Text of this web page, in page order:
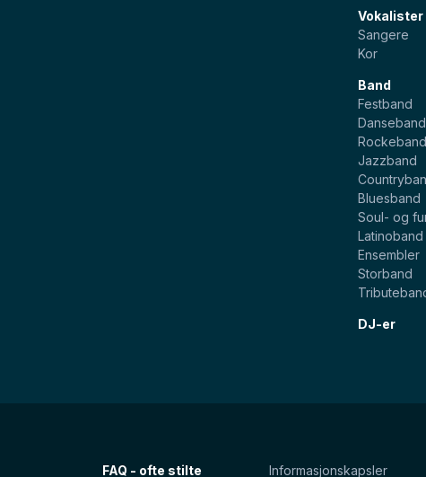
Vokalister
Sangere
Kor
Band
Festband
Danseband
Rockeband
Jazzband
Bluesband
Soul- og
Latinoband
Ensembler
Storband
DJ-er
FAQ - ofte stilte Informasjonskapsler